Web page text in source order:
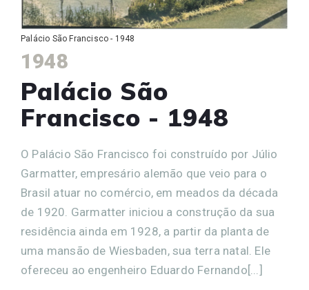
Palácio São Francisco - 1948
1948
Palácio São
Francisco - 1948
O Palácio São Francisco foi construído por Júlio
Garmatter, empresário alemão que veio para o
Brasil atuar no comércio, em meados da década
de 1920. Garmatter iniciou a construção da sua
residência ainda em 1928, a partir da planta de
uma mansão de Wiesbaden, sua terra natal. Ele
ofereceu ao engenheiro Eduardo Fernando[...]